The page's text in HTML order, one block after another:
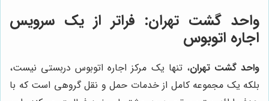
واحد گشت تهران: فراتر از یک سرویس
اجاره اتوبوس
واحد گشت تهران، تنها یک مرکز اجاره اتوبوس دربستی نیست،
بلکه یک مجموعه کامل از خدمات حمل و نقل گروهی است که با